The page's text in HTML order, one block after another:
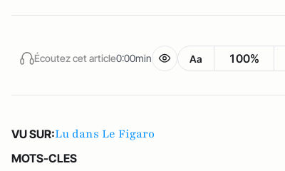
Écoutez cet article0:00min Aa 100%
VU SUR:Lu dans Le Figaro
MOTS-CLES